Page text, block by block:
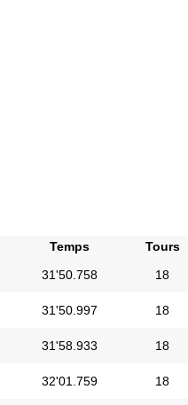
Temps Tours
31'50.758 18
31'50.997 18
31'58.933 18
32'01.759 18